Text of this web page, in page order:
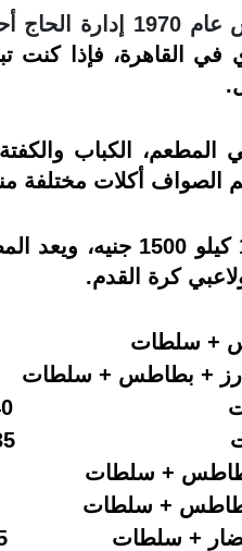
الصواف
في القاهرة، فإذا
.
الكباب
الصواف أكلات مختلفة
يبلغ سعر ديك
كرة القدم.
+ سلطات 75
+ بطاطس + سلطات 75
سلطات 40 جنيه
سلطات 35 جنيه
+ سلطات 40
+ سلطات 45
+ سلطات 45 جنيه